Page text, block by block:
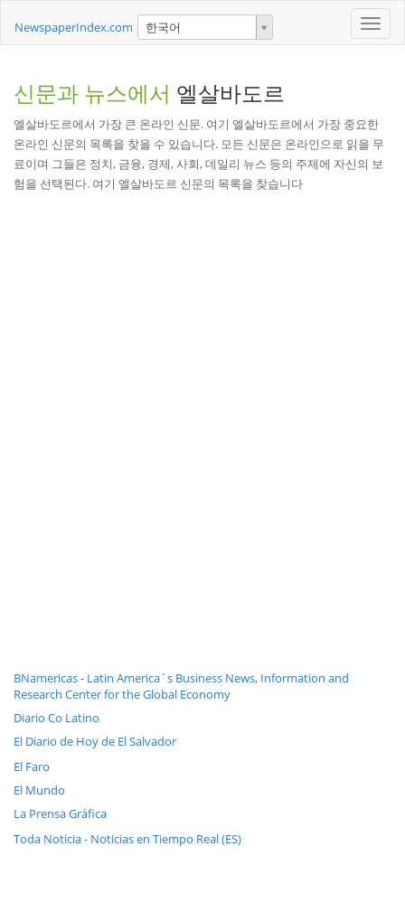
Toggle
NewspaperIndex.com 한국어
신문과 뉴스에서 엘살바도르
엘살바도르에서 가장 큰 온라인 신문. 여기 엘살바도르에서 가장 중요한
온라인 신문의 목록을 찾을 수 있습니다. 모든 신문은 온라인으로 읽을 무
료이며 그들은 정치, 금융, 경제, 사회, 데일리 뉴스 등의 주제에 자신의 보
험을 선택된다. 여기 엘살바도르 신문의 목록을 찾습니다
BNamericas - Latin America´s Business News, Information and
Research Center for the Global Economy
Diario Co Latino
El Diario de Hoy de El Salvador
El Faro
El Mundo
La Prensa Gráfica
Toda Noticia - Noticias en Tiempo Real (ES)